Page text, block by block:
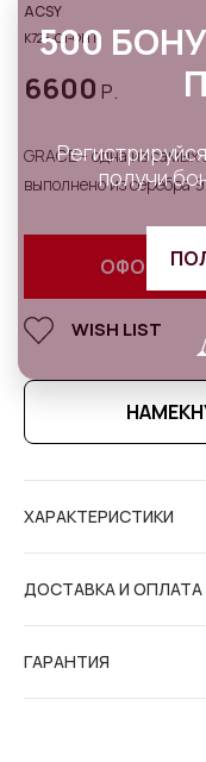
ACSY
К725-С1-ФНТ
6600 Р.
GRACE - одна из самых
выполнено из серебра
WISH LIST
ХАРАКТЕРИСТИКИ
ДОСТАВКА И ОПЛАТА
ГАРАНТИЯ
500
получи